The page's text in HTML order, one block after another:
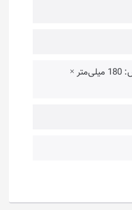
طول: 405 میلی‌متر × عرض: 180 میلی‌متر ×